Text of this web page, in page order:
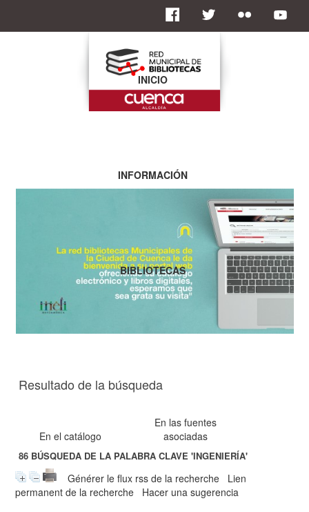
Resultado de la búsqueda
En el catálogo
En las fuentes
asociadas
86 BÚSQUEDA DE LA PALABRA CLAVE'INGENIERÍA'
Générer le flux rss de la recherche
Lien
permanent de la recherche
Hacer una sugerencia
INICIO
INFORMACIÓN
BIBLIOTECAS